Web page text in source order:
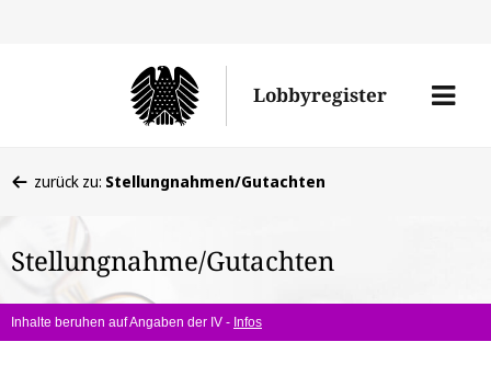
Lobbyregister
Menü
befinden
hier:
zurück zu: Stellungnahmen/Gutachten
Stellungnahme/Gutachten
Inhalte beruhen auf Angaben der IV - Infos